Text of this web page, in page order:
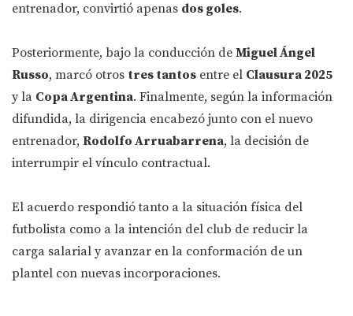
entrenador, convirtió apenas dos goles.
Posteriormente, bajo la conducción de Miguel Ángel
Russo, marcó otros tres tantos entre el Clausura 2025
y la Copa Argentina. Finalmente, según la información
difundida, la dirigencia encabezó junto con el nuevo
entrenador, Rodolfo Arruabarrena, la decisión de
interrumpir el vínculo contractual.
El acuerdo respondió tanto a la situación física del
futbolista como a la intención del club de reducir la
carga salarial y avanzar en la conformación de un
plantel con nuevas incorporaciones.